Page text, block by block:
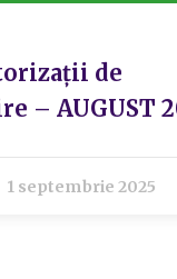
de
– AUGUST
1 septembrie 2025